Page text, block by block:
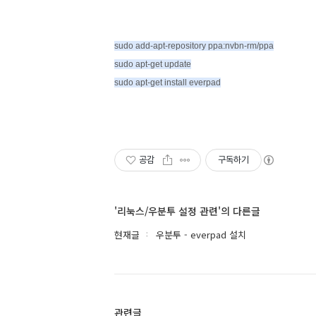
sudo add-apt-repository ppa:nvbn-rm/ppa
sudo apt-get update
sudo apt-get install everpad
공감 구독하기
'리눅스/우분투 설정 관련'의 다른글
현재글 우분투 - everpad 설치
관련글